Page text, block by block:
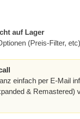
auf Lager
(Preis-Filter,
einfach per E-Mail
& Remastered)